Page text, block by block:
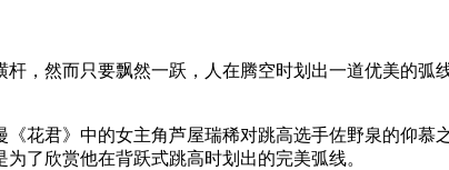
，然而只要飘然一跃，人在腾空时划出一道优美的
花君》中的女主角芦屋瑞稀对跳高选手佐野泉的仰
了欣赏他在背跃式跳高时划出的完美弧线。